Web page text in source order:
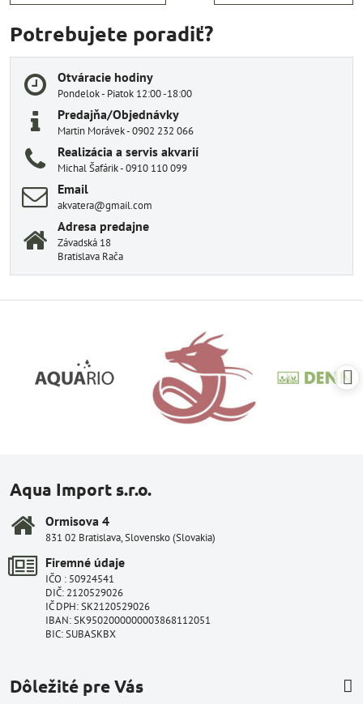
Potrebujete poradiť?
Otváracie hodiny
Pondelok - Piatok 12:00 -18:00
Predajňa/Objednávky
Martin Morávek - 0902 232 066
Realizácia a servis akvarií
Michal Šafárik - 0910 110 099
Email
akvatera@gmail.com
Adresa predajne
Závadská 18
Bratislava Rača
Aqua Import s.r.o.
Ormisova 4
831 02 Bratislava, Slovensko (Slovakia)
Firemné údaje
IČO : 50924541
DIČ: 2120529026
IČ DPH: SK2120529026
IBAN: SK9502000000003868112051
BIC: SUBASKBX
Dôležité pre Vás